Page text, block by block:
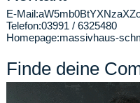
E-Mail:
Telefon:03991 / 6325480
Homepage:massivhaus-
Finde deine